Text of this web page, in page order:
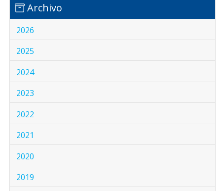
Archivo
2026
2025
2024
2023
2022
2021
2020
2019